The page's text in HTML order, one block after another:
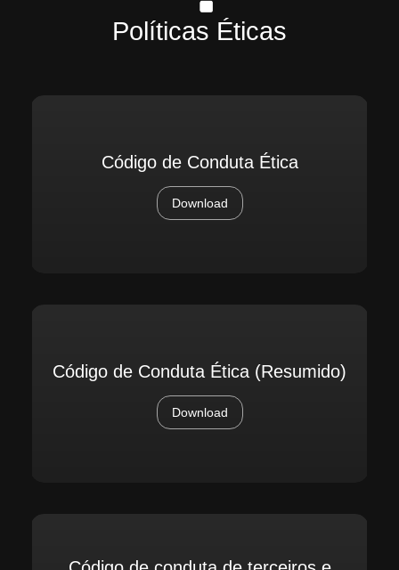
Políticas Éticas
Código de Conduta Ética
Download
Código de Conduta Ética (Resumido)
Download